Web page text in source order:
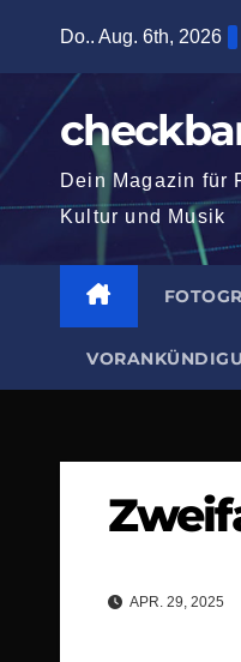
springen
Do.. Aug. 6th, 2026
Dein Magazin für
Kultur und Musik
APR. 29, 2025